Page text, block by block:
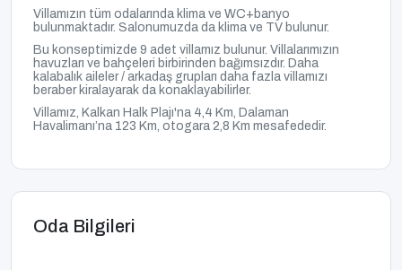
Villamızın tüm odalarında klima ve WC+banyo
bulunmaktadır. Salonumuzda da klima ve TV bulunur.
Bu konseptimizde 9 adet villamız bulunur. Villalarımızın
havuzları ve bahçeleri birbirinden bağımsızdır. Daha
kalabalık aileler / arkadaş grupları daha fazla villamızı
beraber kiralayarak da konaklayabilirler.
Villamız, Kalkan Halk Plajı'na 4,4 Km, Dalaman
Havalimanı’na 123 Km, otogara 2,8 Km mesafededir.
Oda Bilgileri